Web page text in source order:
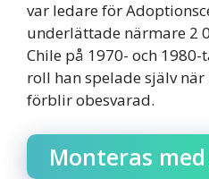
var ledare för
underlättade närmare 2
Chile på 1970- och
roll han spelade själv
förblir obesvarad.
Monteras